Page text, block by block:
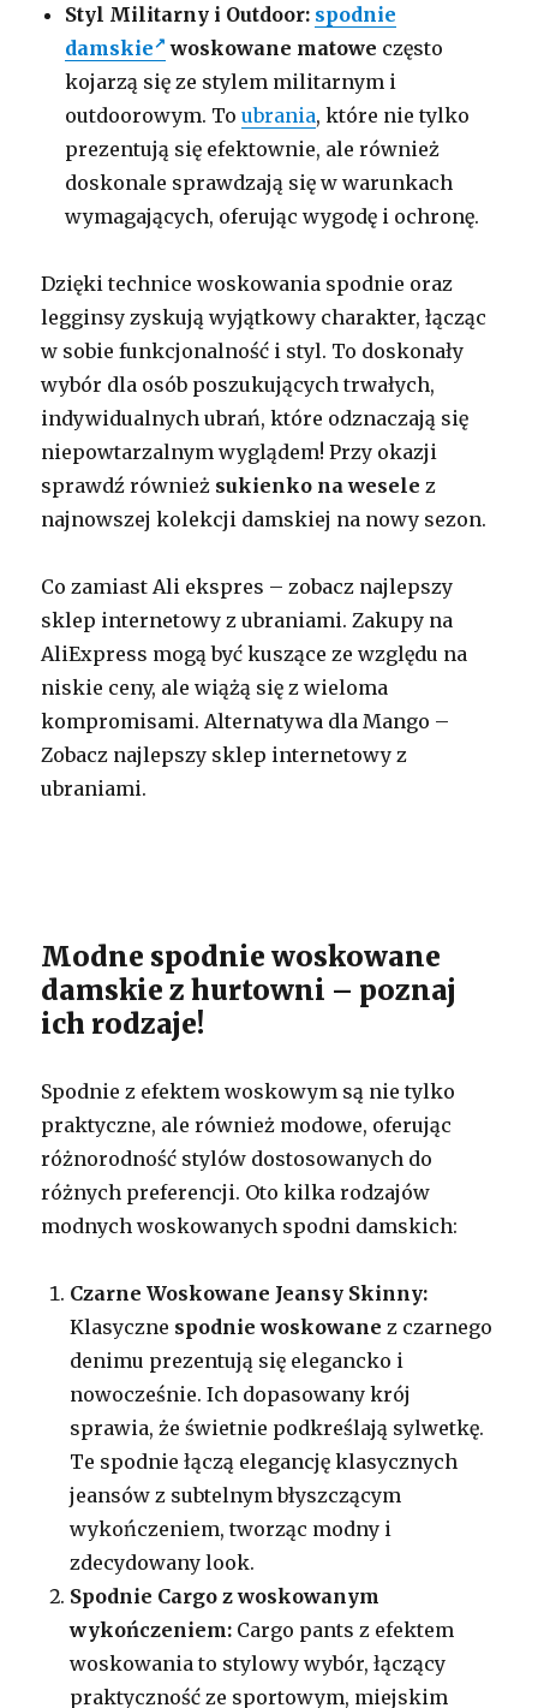
Styl Militarny i Outdoor: spodnie
damskie
woskowane matowe często
kojarzą się ze stylem militarnym i
outdoorowym. Toubrania, które nie tylko
prezentują się efektownie, ale również
doskonale sprawdzają się w warunkach
wymagających, oferując wygodę i ochronę.
Dzięki technice woskowania spodnie oraz
legginsy zyskują wyjątkowy charakter, łącząc
w sobie funkcjonalność i styl. To doskonały
wybór dla osób poszukujących trwałych,
indywidualnych ubrań, które odznaczają się
niepowtarzalnym wyglądem! Przy okazji
sprawdź również sukienko na wesele z
najnowszej kolekcji damskiej na nowy sezon.
Co zamiast Ali ekspres – zobacz najlepszy
sklep internetowy z ubraniami. Zakupy na
AliExpress mogą być kuszące ze względu na
niskie ceny, ale wiążą się z wieloma
kompromisami. Alternatywa dla Mango –
Zobacz najlepszy sklep internetowy z
ubraniami.
Modne spodnie woskowane
damskie z hurtowni – poznaj
ich rodzaje!
Spodnie z efektem woskowym są nie tylko
praktyczne, ale również modowe, oferując
różnorodność stylów dostosowanych do
różnych preferencji. Oto kilka rodzajów
modnych woskowanych spodni damskich:
Czarne Woskowane Jeansy Skinny:
Klasyczne spodnie woskowane z czarnego
denimu prezentują się elegancko i
nowocześnie. Ich dopasowany krój
sprawia, że świetnie podkreślają sylwetkę.
Te spodnie łączą elegancję klasycznych
jeansów z subtelnym błyszczącym
wykończeniem, tworząc modny i
zdecydowany look.
Spodnie Cargo z woskowanym
wykończeniem: Cargo pants z efektem
woskowania to stylowy wybór, łączący
praktyczność ze sportowym, miejskim